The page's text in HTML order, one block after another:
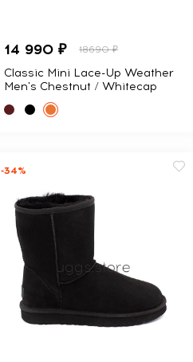
14 990 ₽ 18690 ₽
Classic Mini Lace-Up Weather
Men's Chestnut / Whitecap
-34%